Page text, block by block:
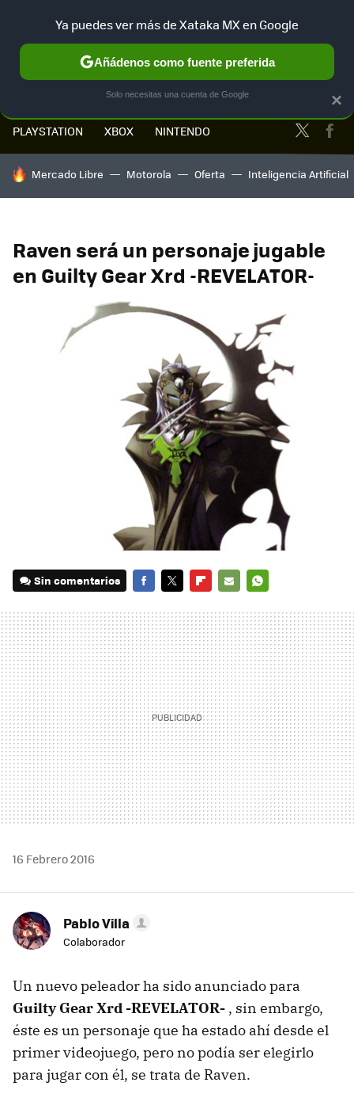
PLAYSTATION XBOX NINTENDO Twitter
HOY SE HABLA DE
Mercado Libre Motorola Oferta Inteligencia Artificial
Raven será un personaje jugable
en Guilty Gear Xrd -REVELATOR-
Sin comentarios
MAIL
16 Febrero 2016
Pablo Villa
Colaborador
Un nuevo peleador ha sido anunciado para
Guilty Gear Xrd -REVELATOR- , sin embargo,
éste es un personaje que ha estado ahí desde el
primer videojuego, pero no podía ser elegirlo
para jugar con él, se trata de Raven.
×
Ya puedes ver más de Xataka MX en Google
Añádenos como fuente preferida
Solo necesitas una cuenta de Google